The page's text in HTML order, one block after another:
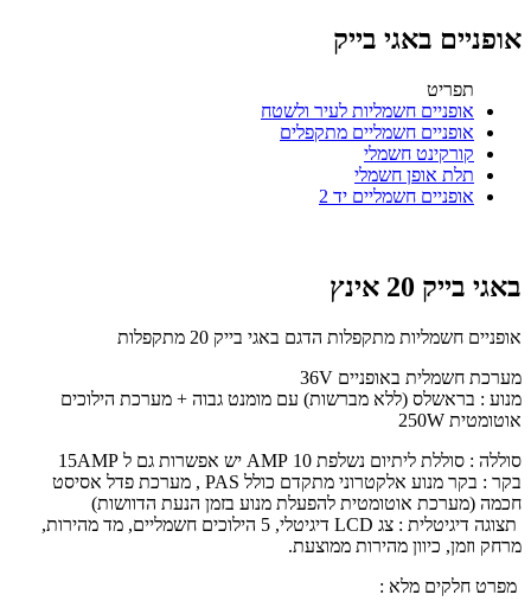
אופניים באגי בייק
תפריט
אופניים חשמליות לעיר ולשטח
אופניים חשמליים מתקפלים
קורקינט חשמלי
תלת אופן חשמלי
אופניים חשמליים יד 2
באגי בייק 20 אינץ
אופניים חשמליות מתקפלות הדגם באגי בייק 20 מתקפלות
מערכת חשמלית באופניים 36V
מנוע : בראשלס (ללא מברשות) עם מומנט גבוה + מערכת הילוכים
אוטומטית 250W
סוללה : סוללת ליתיום נשלפת 10 AMP יש אפשרות גם ל 15AMP
בקר : בקר מנוע אלקטרוני מתקדם כולל PAS , מערכת פדל אסיסט
חכמה (מערכת אוטומטית להפעלת מנוע בזמן הנעת הדוושות)
תצוגה דיגיטלית : צג LCD דיגיטלי, 5 הילוכים חשמליים, מד מהירות,
מרחק וזמן, כיוון מהירות ממוצעת.
מפרט חלקים מלא :